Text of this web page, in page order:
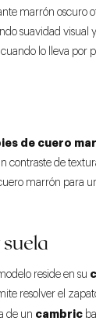
marrón oscuro
suavidad visual
lo lleva por
de cuero
contraste de
marrón para
reside en su
resolver el
de un cambric